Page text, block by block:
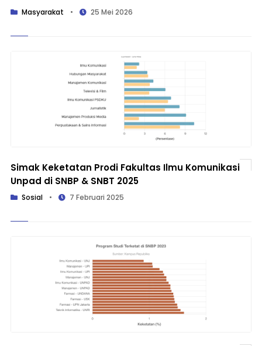
Masyarakat • 25 Mei 2026
Simak Keketatan Prodi Fakultas Ilmu Komunikasi
Unpad di SNBP & SNBT 2025
Sosial • 7 Februari 2025